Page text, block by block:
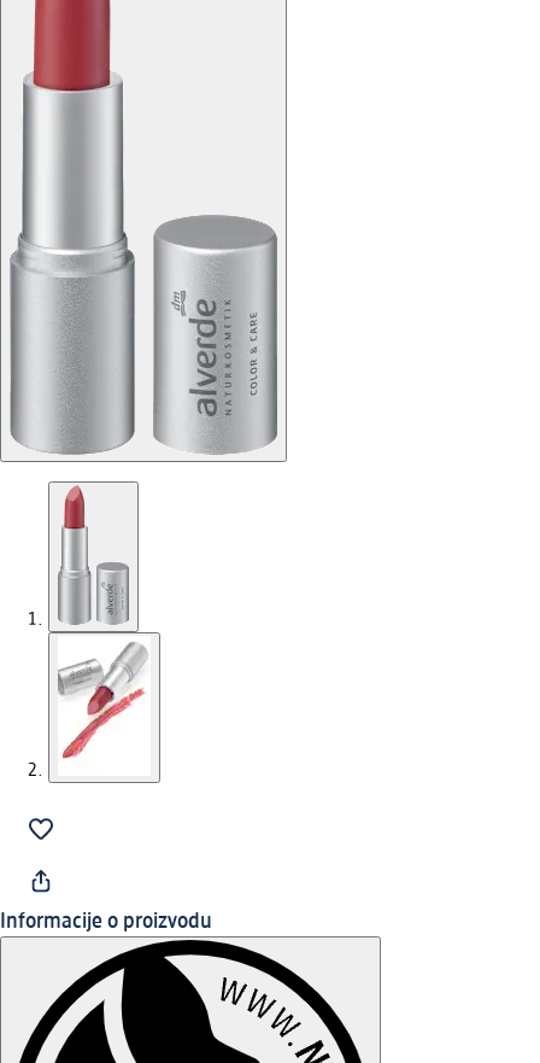
Informacije o proizvodu